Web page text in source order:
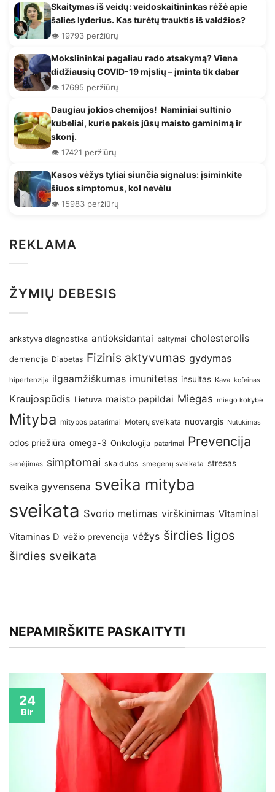
Skaitymas iš veidų: veidoskaitininkas rėžė apie
šalies lyderius. Kas turėtų trauktis iš valdžios?
👁️ 19793 peržiūrų
Mokslininkai pagaliau rado atsakymą? Viena
didžiausių COVID-19 mįslių – įminta tik dabar
👁️ 17695 peržiūrų
Daugiau jokios chemijos! Naminiai sultinio
kubeliai, kurie pakeis jūsų maisto gaminimą ir
skonį.
👁️ 17421 peržiūrų
Kasos vėžys tyliai siunčia signalus: įsiminkite
šiuos simptomus, kol nevėlu
👁️ 15983 peržiūrų
REKLAMA
ŽYMIŲ DEBESIS
ankstyva diagnostika antioksidantai baltymai cholesterolis
demencija Diabetas Fizinis aktyvumas gydymas
hipertenzija ilgaamžiškumas imunitetas insultas Kava kofeinas
Kraujospūdis Lietuva maisto papildai Miegas miego kokybė
Mityba mitybos patarimai Moterų sveikata nuovargis Nutukimas
odos priežiūra omega-3 Onkologija patarimai Prevencija
senėjimas simptomai skaidulos smegenų sveikata stresas
sveika gyvensena sveika mityba
sveikata Svorio metimas virškinimas Vitaminai
Vitaminas D vėžio prevencija vėžys širdies ligos
širdies sveikata
NEPAMIRŠKITE PASKAITYTI
24
Bir